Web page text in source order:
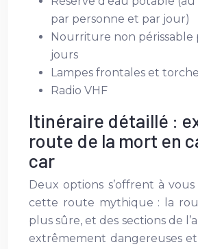
par personne et par jour)
Nourriture non périssable
jours
Lampes frontales et
Radio VHF
Itinéraire détaillé :
route de la mort en
car
Deux options s’offrent à
cette route mythique : la
plus sûre, et des sections de
extrêmement dangereuses